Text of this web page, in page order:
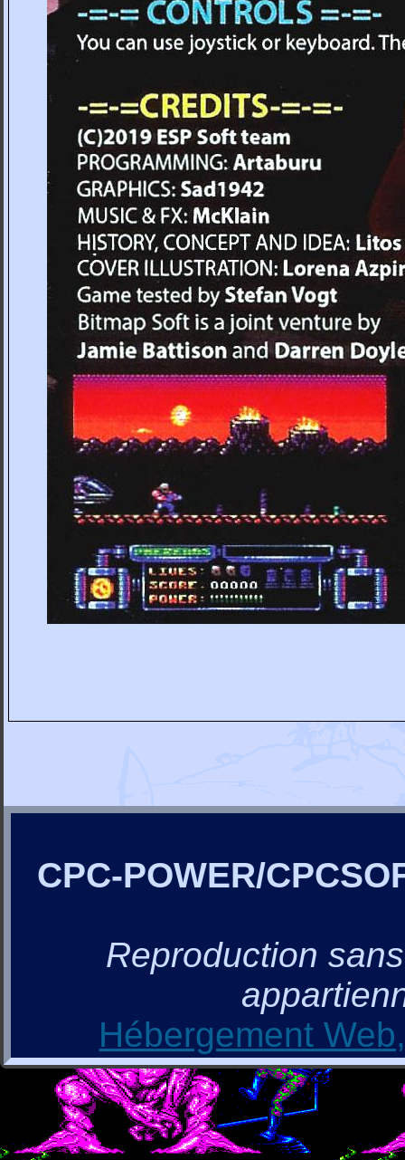
CPC-POWER/
Reproduction
Hébergement